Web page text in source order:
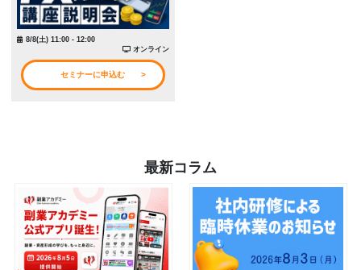
8/8(土) 11:00 - 12:00
オンライン
セミナーに申込む
最新コラム